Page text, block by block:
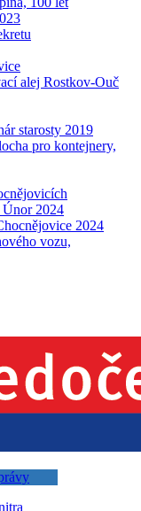
alej Rostkov-Ouč
starosty 2019
pro kontejnery,
Únor 2024
2024
vozu,